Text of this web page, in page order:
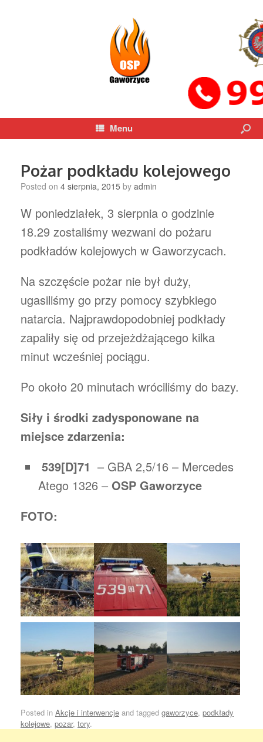
Menu
Pożar podkładu kolejowego
Posted on 4 sierpnia, 2015 by admin
W poniedziałek, 3 sierpnia o godzinie
18.29 zostaliśmy wezwani do pożaru
podkładów kolejowych w Gaworzycach.
Na szczęście pożar nie był duży,
ugasiliśmy go przy pomocy szybkiego
natarcia. Najprawdopodobniej podkłady
zapaliły się od przejeżdżającego kilka
minut wcześniej pociągu.
Po około 20 minutach wróciliśmy do bazy.
Siły i środki zadysponowane na
miejsce zdarzenia:
539[D]71 – GBA 2,5/16 – Mercedes
Atego 1326 – OSP Gaworzyce
FOTO:
Posted in Akcje i interwencje and tagged gaworzyce, podkłady
kolejowe, pozar, tory.